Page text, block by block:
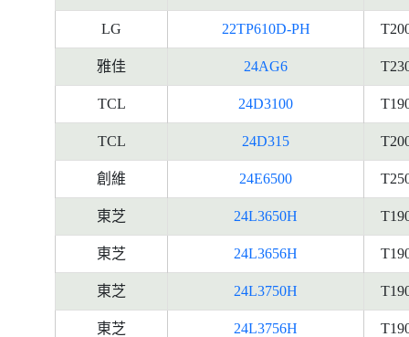
LG 22TP610D-PH
雅佳 24AG6
TCL 24D3100
TCL 24D315
創維 24E6500
東芝 24L3650H
東芝 24L3656H
東芝 24L3750H
東芝 24L3756H